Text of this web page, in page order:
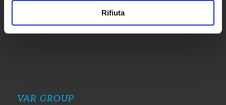
Rifiuta
Click to access
VAR GROUP